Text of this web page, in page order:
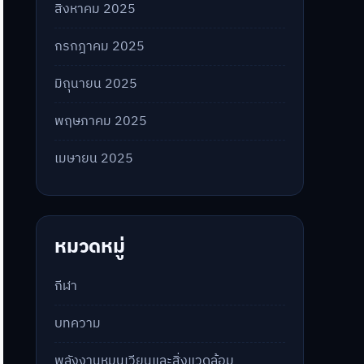
สิงหาคม 2025
กรกฎาคม 2025
มิถุนายน 2025
พฤษภาคม 2025
เมษายน 2025
หมวดหมู่
กีฬา
บทความ